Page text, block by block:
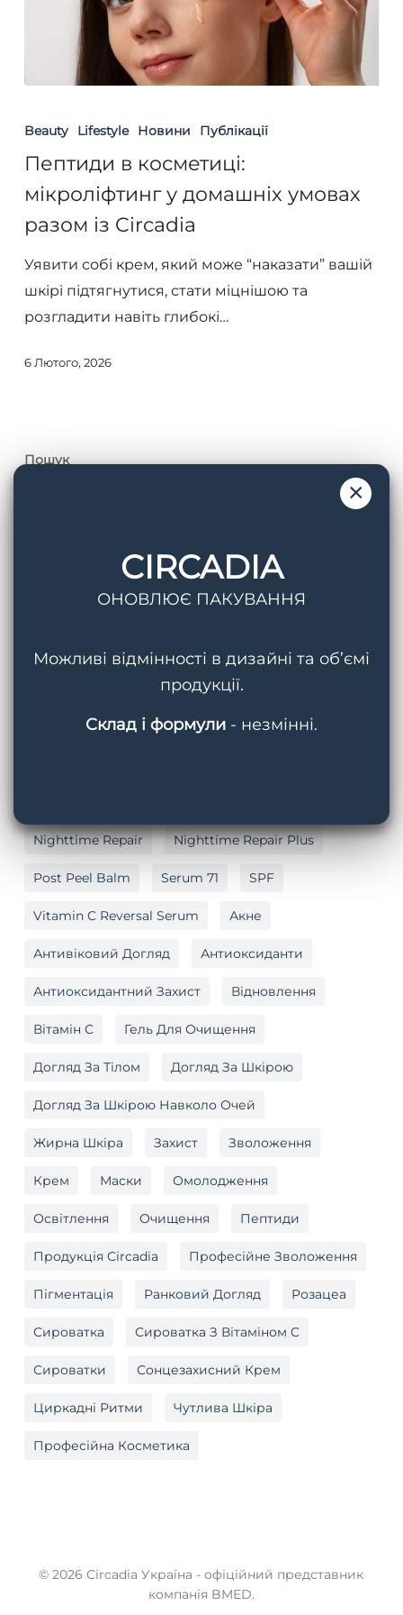
в
мікроліфтинг
у
домашніх
умовах
разом
Beauty Lifestyle Новини Публікації
Пептиди в косметиці:
мікроліфтинг у домашніх умовах
разом із Circadia
Уявити собі крем, який може “наказати” вашій
шкірі підтягнутися, стати міцнішою та
розгладити навіть глибокі…
6 Лютого, 2026
Пошук
AquaPorin Hydrating Cream BMED
Cleansing Gel With Mandelic Acid
Hydralox Light Day Sunscreen SPF 37
Nighttime Repair Nighttime Repair Plus
Post Peel Balm Serum 71 SPF
Vitamin C Reversal Serum Акне
Антивіковий Догляд Антиоксиданти
Антиоксидантний Захист Відновлення
Вітамін C Гель Для Очищення
Догляд За Тілом Догляд За Шкірою
Догляд За Шкірою Навколо Очей
Жирна Шкіра Захист Зволоження
Крем Маски Омолодження
Освітлення Очищення Пептиди
Продукція Circadia Професійне Зволоження
Пігментація Ранковий Догляд Розацеа
Сироватка Сироватка З Вітаміном C
Сироватки Сонцезахисний Крем
Циркадні Ритми Чутлива Шкіра
Професійна Косметика
© 2026 Circadia Україна - офіційний представник
компанія BMED.
×
CIRCADIA
ОНОВЛЮЄ ПАКУВАННЯ
Можливі відмінності в дизайні та об’ємі
продукції.
Склад і формули - незмінні.